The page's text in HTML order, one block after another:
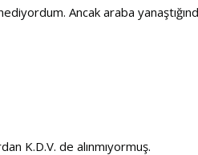
Ancak araba
K.D.V. de alınmıyormuş.